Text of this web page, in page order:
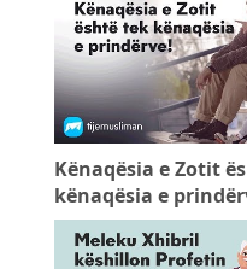
Kënaqësia e Zotit
kënaqësia e